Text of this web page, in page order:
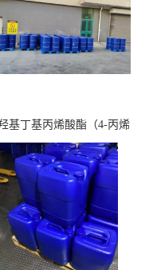
基丁基丙烯酸酯（4-丙烯
酸羟丁酯）